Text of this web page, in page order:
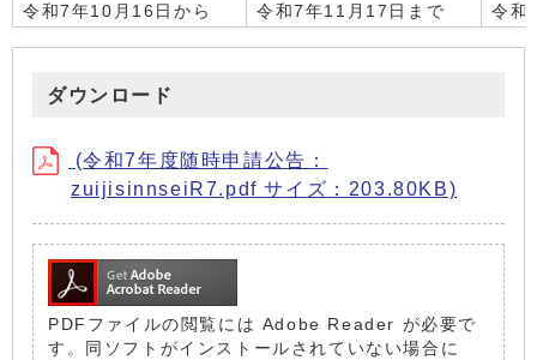
令和7年10月16日から 令和7年11月17日まで 令和
ダウンロード
(令和7年度随時申請公告：
zuijisinnseiR7.pdf サイズ：203.80KB)
PDFファイルの閲覧には Adobe Reader が必要で
す。同ソフトがインストールされていない場合に